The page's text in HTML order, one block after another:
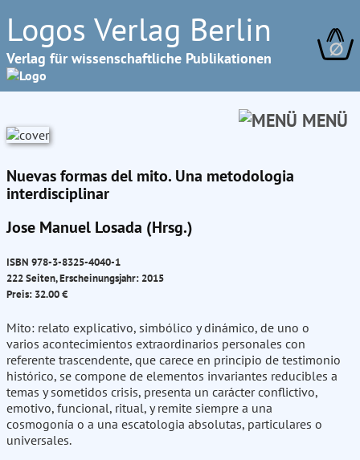
Logos Verlag Berlin
Verlag für wissenschaftliche Publikationen ∅
MENÜ
Nuevas formas del mito. Una metodologia
interdisciplinar
Jose Manuel Losada (Hrsg.)
ISBN 978-3-8325-4040-1
222 Seiten, Erscheinungsjahr: 2015
Preis: 32.00 €
Mito: relato explicativo, simbólico y dinámico, de uno o
varios acontecimientos extraordinarios personales con
referente trascendente, que carece en principio de testimonio
histórico, se compone de elementos invariantes reducibles a
temas y sometidos crisis, presenta un carácter conflictivo,
emotivo, funcional, ritual, y remite siempre a una
cosmogonía o a una escatologia absolutas, particulares o
universales.